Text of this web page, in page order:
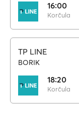
16:00
Korčula
TP LINE
BORIK
18:20
Korčula